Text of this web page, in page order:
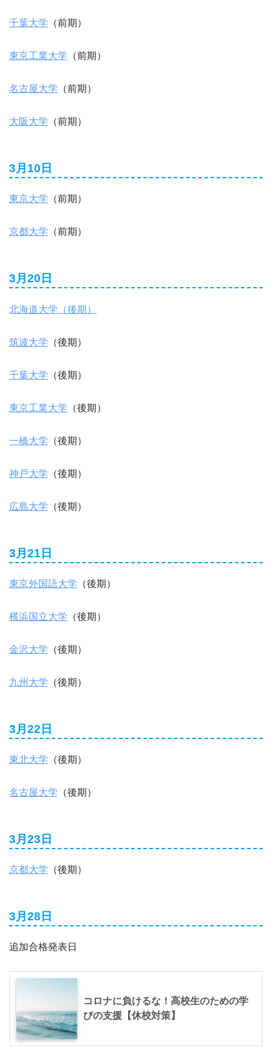
千葉大学 （前期）
東京工業大学 （前期）
名古屋大学 （前期）
大阪大学 （前期）
3月10日
東京大学 （前期）
京都大学 （前期）
3月20日
北海道大学（後期）
筑波大学 （後期）
千葉大学 （後期）
東京工業大学 （後期）
一橋大学 （後期）
神戸大学 （後期）
広島大学 （後期）
3月21日
東京外国語大学 （後期）
横浜国立大学 （後期）
金沢大学 （後期）
九州大学 （後期）
3月22日
東北大学 （後期）
名古屋大学 （後期）
3月23日
京都大学 （後期）
3月28日
追加合格発表日
コロナに負けるな！高校生のための学
びの支援【休校対策】